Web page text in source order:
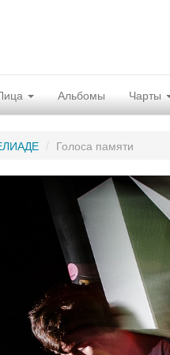
Альбомы Чарты
Голоса памяти